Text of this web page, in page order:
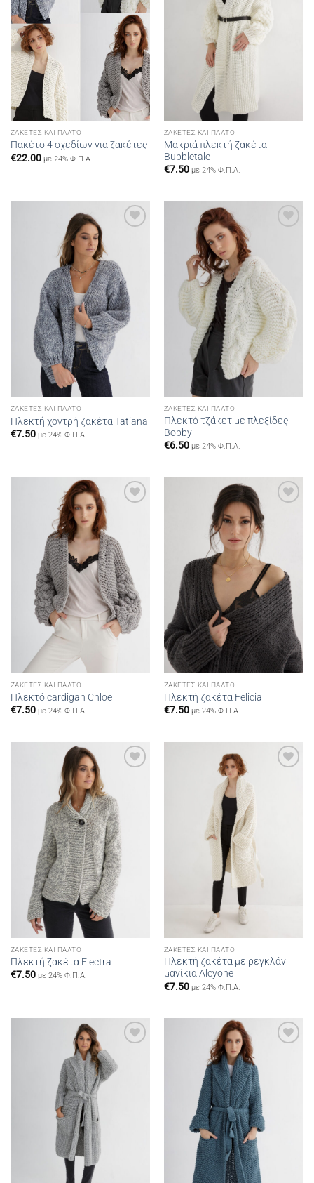
ΖΑΚΈΤΕΣ ΚΑΙ ΠΑΛΤΌ
Πακέτο 4 σχεδίων για ζακέτες
€22.00 με 24% Φ.Π.Α.
ΖΑΚΈΤΕΣ ΚΑΙ ΠΑΛΤΌ
Μακριά πλεκτή ζακέτα
Bubbletale
€7.50 με 24% Φ.Π.Α.
ΖΑΚΈΤΕΣ ΚΑΙ ΠΑΛΤΌ
Πλεκτή χοντρή ζακέτα Tatiana
€7.50 με 24% Φ.Π.Α.
ΖΑΚΈΤΕΣ ΚΑΙ ΠΑΛΤΌ
Πλεκτό τζάκετ με πλεξίδες
Bobby
€6.50 με 24% Φ.Π.Α.
ΖΑΚΈΤΕΣ ΚΑΙ ΠΑΛΤΌ
Πλεκτό cardigan Chloe
€7.50 με 24% Φ.Π.Α.
ΖΑΚΈΤΕΣ ΚΑΙ ΠΑΛΤΌ
Πλεκτή ζακέτα Felicia
€7.50 με 24% Φ.Π.Α.
ΖΑΚΈΤΕΣ ΚΑΙ ΠΑΛΤΌ
Πλεκτή ζακέτα Electra
€7.50 με 24% Φ.Π.Α.
ΖΑΚΈΤΕΣ ΚΑΙ ΠΑΛΤΌ
Πλεκτή ζακέτα με ρεγκλάν
μανίκια Alcyone
€7.50 με 24% Φ.Π.Α.
wishlist